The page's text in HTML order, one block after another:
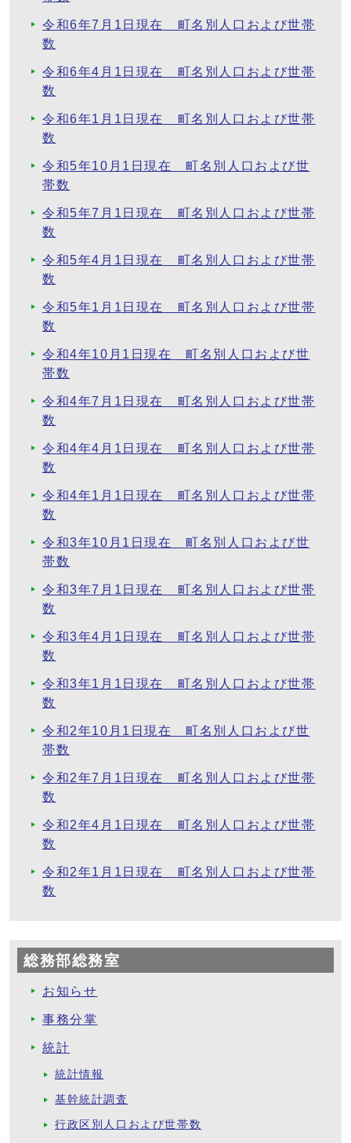
令和6年7月1日現在 町名別人口および世帯
数
令和6年4月1日現在 町名別人口および世帯
数
令和6年1月1日現在 町名別人口および世帯
数
令和5年10月1日現在 町名別人口および世
帯数
令和5年7月1日現在 町名別人口および世帯
数
令和5年4月1日現在 町名別人口および世帯
数
令和5年1月1日現在 町名別人口および世帯
数
令和4年10月1日現在 町名別人口および世
帯数
令和4年7月1日現在 町名別人口および世帯
数
令和4年4月1日現在 町名別人口および世帯
数
令和4年1月1日現在 町名別人口および世帯
数
令和3年10月1日現在 町名別人口および世
帯数
令和3年7月1日現在 町名別人口および世帯
数
令和3年4月1日現在 町名別人口および世帯
数
令和3年1月1日現在 町名別人口および世帯
数
令和2年10月1日現在 町名別人口および世
帯数
令和2年7月1日現在 町名別人口および世帯
数
令和2年4月1日現在 町名別人口および世帯
数
令和2年1月1日現在 町名別人口および世帯
数
総務部総務室
お知らせ
事務分掌
統計
統計情報
基幹統計調査
行政区別人口および世帯数